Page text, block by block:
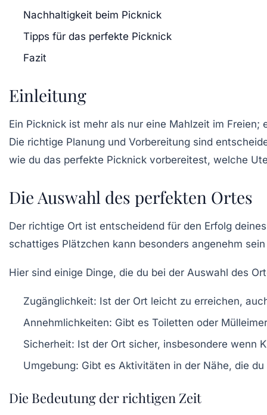
Nachhaltigkeit beim Picknick
Tipps für das perfekte Picknick
Fazit
Einleitung
Ein Picknick ist mehr als nur eine Mahlzeit im
Die richtige Planung und Vorbereitung sind
wie du das perfekte Picknick vorbereitest, welche
Die Auswahl des perfekten Ortes
Der richtige Ort ist entscheidend für den Erfolg
schattiges Plätzchen kann besonders angenehm
Hier sind einige Dinge, die du bei der Auswahl des
Zugänglichkeit: Ist der Ort leicht zu erreichen,
Annehmlichkeiten: Gibt es Toiletten oder
Sicherheit: Ist der Ort sicher, insbesondere wenn
Umgebung: Gibt es Aktivitäten in der Nähe, die
Die Bedeutung der richtigen Zeit